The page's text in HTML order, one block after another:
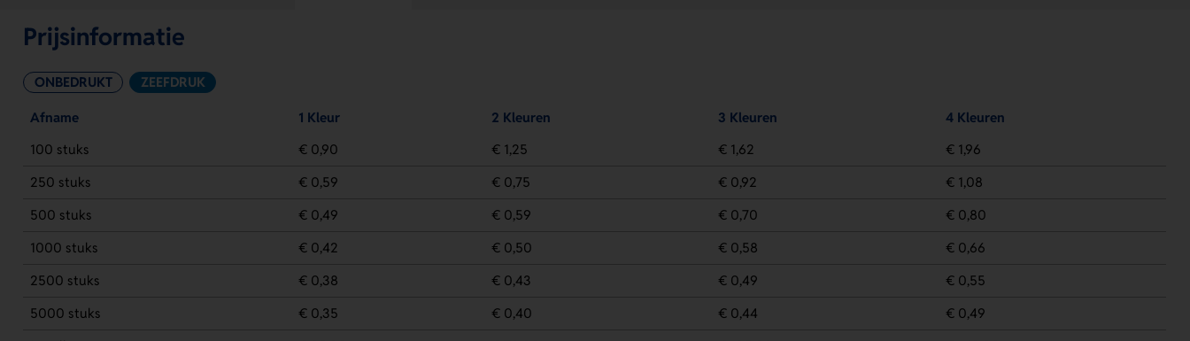
Prijsinformatie
ONBEDRUKT ZEEFDRUK
Afname 1 Kleur 2 Kleuren 3 Kleuren
4 Kleuren
100 stuks
€ 0,90 € 1,25 € 1,62
€ 1,96
250 stuks
€ 0,59 € 0,75 € 0,92
€ 1,08
500 stuks
€ 0,49 € 0,59 € 0,70
€ 0,80
1000 stuks
€ 0,42 € 0,50 € 0,58
€ 0,66
2500 stuks
€ 0,38 € 0,43 € 0,49
€ 0,55
5000 stuks
€ 0,35 € 0,40 € 0,44
€ 0,49